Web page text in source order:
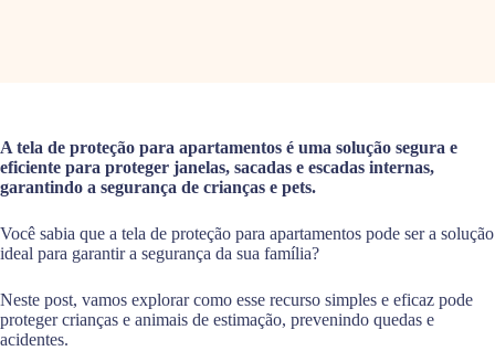
A tela de proteção para apartamentos é uma solução segura e
eficiente para proteger janelas, sacadas e escadas internas,
garantindo a segurança de crianças e pets.
Você sabia que a tela de proteção para apartamentos pode ser a solução
ideal para garantir a segurança da sua família?
Neste post, vamos explorar como esse recurso simples e eficaz pode
proteger crianças e animais de estimação, prevenindo quedas e
acidentes.